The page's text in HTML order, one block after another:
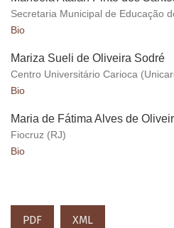
Secretaria Municipal de Educação
Bio
Mariza Sueli de Oliveira Sodré
Centro Universitário Carioca
Bio
Maria de Fátima Alves de
Fiocruz (RJ)
Bio
PDF XML